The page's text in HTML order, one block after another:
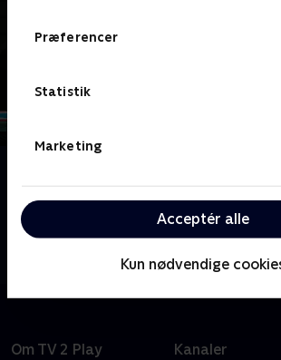
Præferencer
Statistik
Marketing
Acceptér alle
Kun nødvendige
kæmper menneskehedens sidste
overleve i kampen mod de
Om TV 2 Play Kanaler